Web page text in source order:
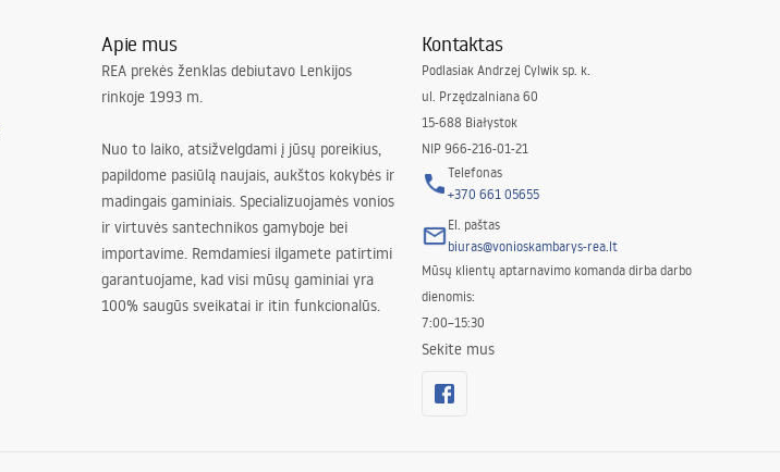
Apie mus
REA prekės ženklas debiutavo Lenkijos
rinkoje 1993 m.
Nuo to laiko, atsižvelgdami į jūsų poreikius,
papildome pasiūlą naujais, aukštos kokybės ir
madingais gaminiais. Specializuojamės vonios
ir virtuvės santechnikos gamyboje bei
importavime. Remdamiesi ilgamete patirtimi
garantuojame, kad visi mūsų gaminiai yra
100% saugūs sveikatai ir itin funkcionalūs.
Kontaktas
Podlasiak Andrzej Cylwik sp. k.
ul. Przędzalniana 60
15-688 Białystok
NIP 966-216-01-21
Telefonas
+370 661 05655
El. paštas
biuras@vonioskambarys-rea.lt
Mūsų klientų aptarnavimo komanda dirba darbo
dienomis:
7:00–15:30
Sekite mus